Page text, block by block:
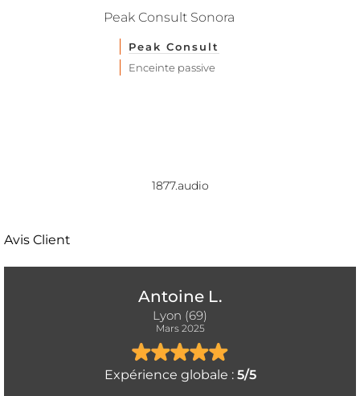
Peak Consult Sonora
Peak Consult
Enceinte passive
1877.audio
Avis Client
Antoine L.
Lyon (69)
Mars 2025
Expérience globale : 5/5